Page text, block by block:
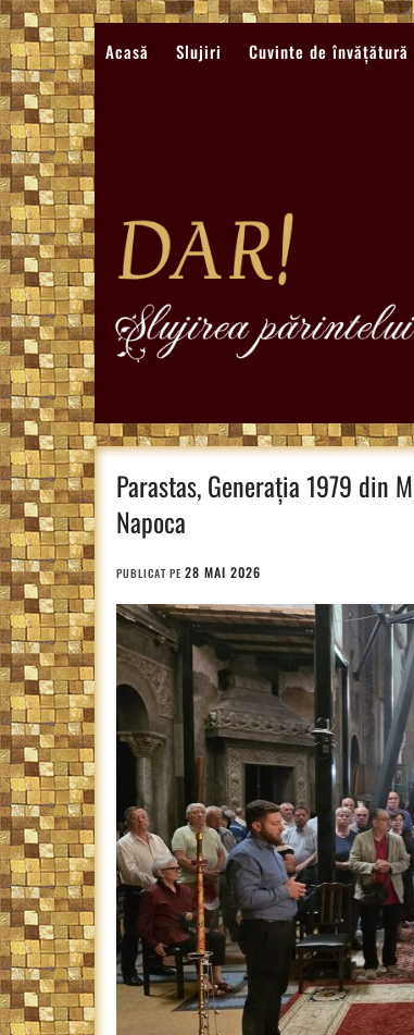
Sari
la
conținut
Acasă Slujiri Cuvinte de învățătură
Parastas, Generația 1979 din
Napoca
PUBLICAT PE 28 MAI 2026